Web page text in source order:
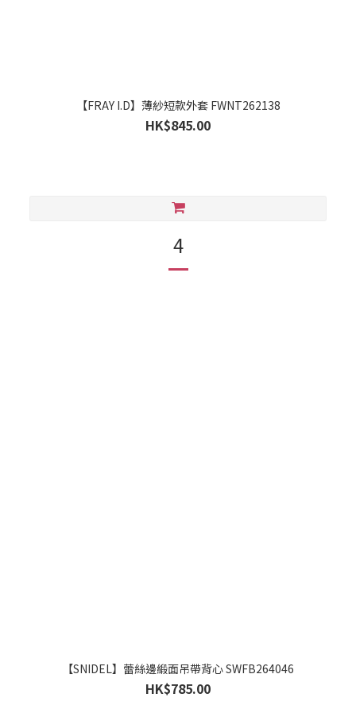
【FRAY I.D】薄紗短款外套 FWNT262138
HK$845.00
4
【SNIDEL】蕾絲邊緞面吊帶背心 SWFB264046
HK$785.00